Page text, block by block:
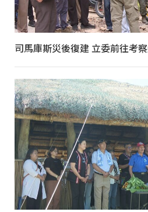
司馬庫斯災後復建 立委前往考